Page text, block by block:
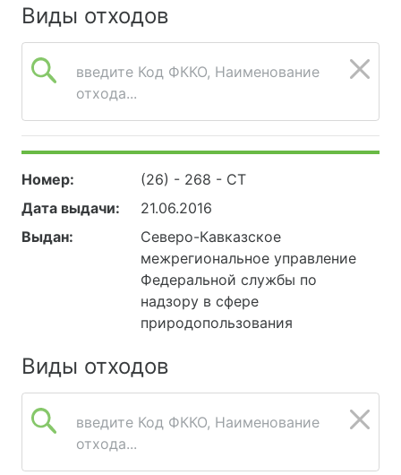
Виды отходов
введите Код ФККО, Наименование
отхода...
Номер:
(26) - 268 - СТ
Дата выдачи:
21.06.2016
Выдан:
Северо-Кавказское
межрегиональное управление
Федеральной службы по
надзору в сфере
природопользования
Виды отходов
введите Код ФККО, Наименование
отхода...